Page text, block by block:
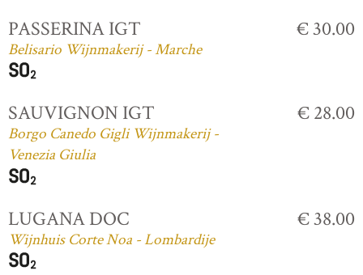
PASSERINA IGT
Belisario Wijnmakerij - Marche
€ 30.00
SAUVIGNON IGT
Borgo Canedo Gigli Wijnmakerij -
Venezia Giulia
€ 28.00
LUGANA DOC
Wijnhuis Corte Noa - Lombardije
€ 38.00